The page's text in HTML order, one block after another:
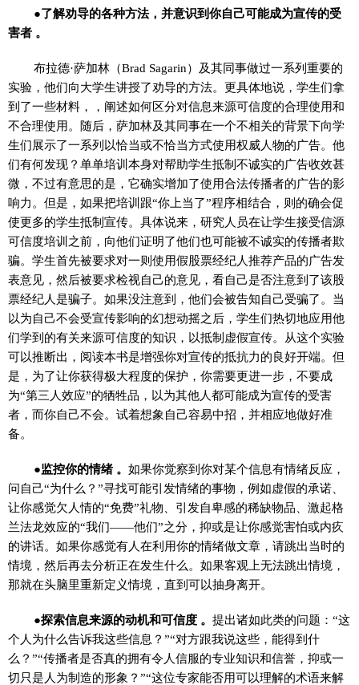
●了解劝导的各种方法，并意识到你自己可能成为宣传的受
害者 。
布拉德·萨加林（Brad Sagarin）及其同事做过一系列重要的
实验，他们向大学生讲授了劝导的方法。更具体地说，学生们拿
到了一些材料，，阐述如何区分对信息来源可信度的合理使用和
不合理使用。随后，萨加林及其同事在一个不相关的背景下向学
生们展示了一系列以恰当或不恰当方式使用权威人物的广告。他
们有何发现？单单培训本身对帮助学生抵制不诚实的广告收效甚
微，不过有意思的是，它确实增加了使用合法传播者的广告的影
响力。但是，如果把培训跟“你上当了”程序相结合，则的确会促
使更多的学生抵制宣传。具体说来，研究人员在让学生接受信源
可信度培训之前，向他们证明了他们也可能被不诚实的传播者欺
骗。学生首先被要求对一则使用假股票经纪人推荐产品的广告发
表意见，然后被要求检视自己的意见，看自己是否注意到了该股
票经纪人是骗子。如果没注意到，他们会被告知自己受骗了。当
以为自己不会受宣传影响的幻想动摇之后，学生们热切地应用他
们学到的有关来源可信度的知识，以抵制虚假宣传。从这个实验
可以推断出，阅读本书是增强你对宣传的抵抗力的良好开端。但
是，为了让你获得极大程度的保护，你需要更进一步，不要成
为“第三人效应”的牺牲品，以为其他人都可能成为宣传的受害
者，而你自己不会。试着想象自己容易中招，并相应地做好准
备。
●监控你的情绪 。 如果你觉察到你对某个信息有情绪反应，
问自己“为什么？”寻找可能引发情绪的事物，例如虚假的承诺、
让你感觉欠人情的“免费”礼物、引发自卑感的稀缺物品、激起格
兰法龙效应的“我们——他们”之分，抑或是让你感觉害怕或内疚
的讲话。如果你感觉有人在利用你的情绪做文章，请跳出当时的
情境，然后再去分析正在发生什么。如果客观上无法跳出情境，
那就在头脑里重新定义情境，直到可以抽身离开。
●探索信息来源的动机和可信度 。 提出诸如此类的问题：“这
个人为什么告诉我这些信息？”“对方跟我说这些，能得到什
么？”“传播者是否真的拥有令人信服的专业知识和信誉，抑或一
切只是人为制造的形象？”“这位专家能否用可以理解的术语来解